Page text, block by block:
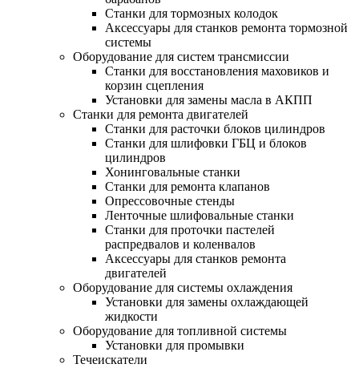
Станки для тормозных колодок
Аксессуары для станков ремонта тормозной
системы
Оборудование для систем трансмиссии
Станки для восстановления маховиков и
корзин сцепления
Установки для замены масла в АКПП
Станки для ремонта двигателей
Станки для расточки блоков цилиндров
Станки для шлифовки ГБЦ и блоков
цилиндров
Хонинговальные станки
Станки для ремонта клапанов
Опрессовочные стенды
Ленточные шлифовальные станки
Станки для проточки пастелей
распредвалов и коленвалов
Аксессуары для станков ремонта
двигателей
Оборудование для системы охлаждения
Установки для замены охлаждающей
жидкости
Оборудование для топливной системы
Установки для промывки
Течеискатели